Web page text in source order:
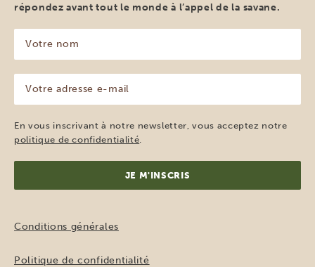
répondez avant tout le monde à l’appel de la savane.
nom
(Nécessaire)
adresse
e-
mail
(Nécessaire)
En vous inscrivant à notre newsletter, vous acceptez notre
politique de confidentialité
Conditions générales
Politique de confidentialité